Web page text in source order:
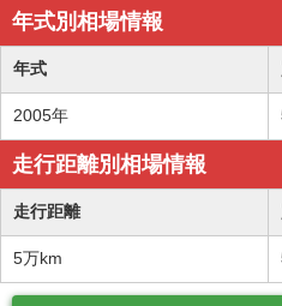
年式別相場情報
年式
2005年
走行距離別相場情報
走行距離
5万km